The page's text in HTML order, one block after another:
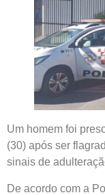
Um homem foi
(30) após ser
sinais de
De acordo com a